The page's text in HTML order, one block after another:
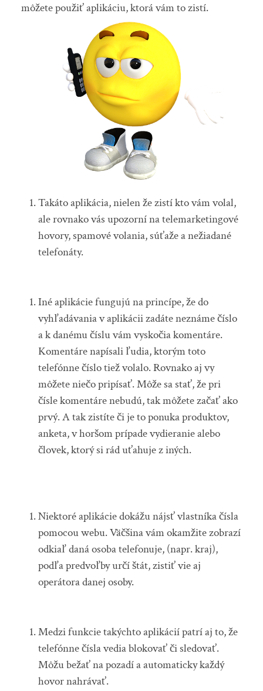
môžete použiť aplikáciu, ktorá vám to zistí.
Takáto aplikácia, nielen že zistí kto vám volal,
ale rovnako vás upozorní na telemarketingové
hovory, spamové volania, súťaže a nežiadané
telefonáty.
Iné aplikácie fungujú na princípe, že do
vyhľadávania v aplikácii zadáte neznáme číslo
a k danému číslu vám vyskočia komentáre.
Komentáre napísali ľudia, ktorým toto
telefónne číslo tiež volalo. Rovnako aj vy
môžete niečo pripísať. Môže sa stať, že pri
čísle komentáre nebudú, tak môžete začať ako
prvý. A tak zistíte či je to ponuka produktov,
anketa, v horšom prípade vydieranie alebo
človek, ktorý si rád uťahuje z iných.
Niektoré aplikácie dokážu nájsť vlastníka čísla
pomocou webu. Väčšina vám okamžite zobrazí
odkiaľ daná osoba telefonuje, (napr. kraj),
podľa predvoľby určí štát, zistiť vie aj
operátora danej osoby.
Medzi funkcie takýchto aplikácií patrí aj to, že
telefónne čísla vedia blokovať či sledovať.
Môžu bežať na pozadí a automaticky každý
hovor nahrávať.